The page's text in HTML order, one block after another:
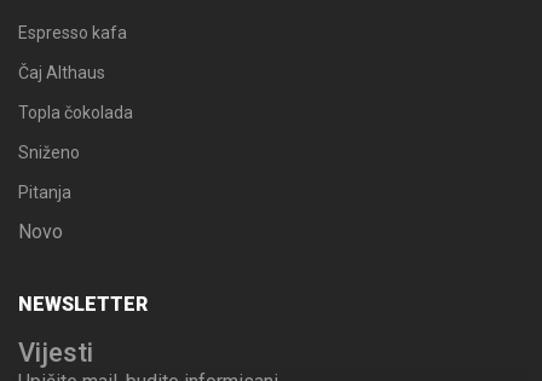
Espresso kafa
Čaj Althaus
Topla čokolada
Sniženo
Pitanja
Novo
NEWSLETTER
Vijesti